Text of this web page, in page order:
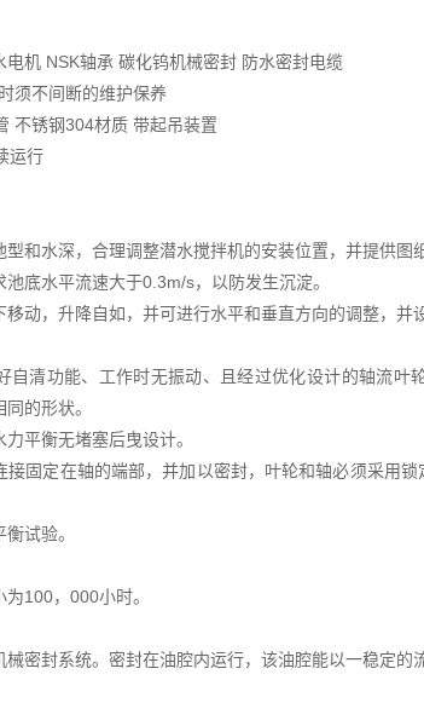
机 NSK轴承 碳化钨机械密封 防水密封电缆
须不间断的维护保养
不锈钢304材质 带起吊装置
运行
和水深，合理调整潜水搅拌机的安装位置，并提供图
底水平流速大于0.3m/s，以防发生沉淀。
动，升降自如，并可进行水平和垂直方向的调整，并
自清功能、工作时无振动、且经过优化设计的轴流
的形状。
平衡无堵塞后曳设计。
接固定在轴的端部，并加以密封，叶轮和轴必须采用
试验。
100，000小时。
密封系统。密封在油腔内运行，该油腔能以一稳定的